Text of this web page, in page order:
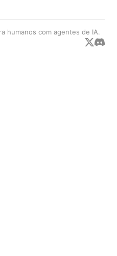
humanos com agentes de IA.